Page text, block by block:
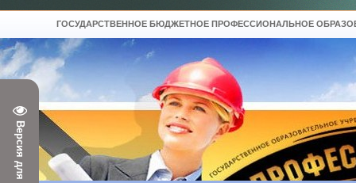
ГОСУДАРСТВЕННОЕ БЮДЖЕТНОЕ ПРОФЕССИОНАЛЬНОЕ